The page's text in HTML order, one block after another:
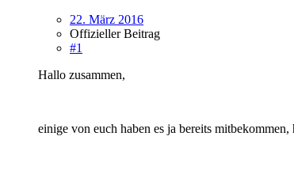
22. März 2016
Offizieller Beitrag
#1
Hallo zusammen,
einige von euch haben es ja bereits